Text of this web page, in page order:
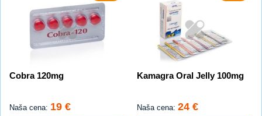
Cobra 120mg
Naša cena: 19 €
Kamagra Oral Jelly 100mg
Naša cena: 24 €